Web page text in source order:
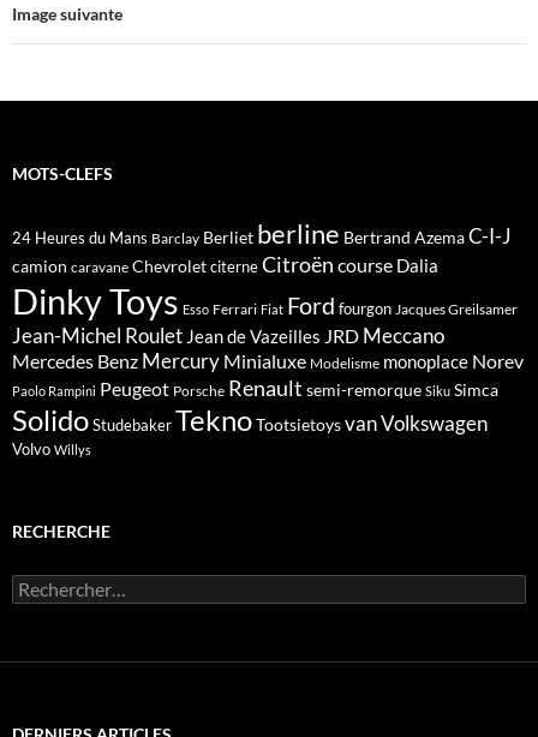
Image suivante
MOTS-CLEFS
24 Heures du Mans Barclay Berliet berline Bertrand AzemaC-I-J
camion caravane ChevroletciterneCitroën course Dalia
Dinky Toys Esso Ferrari Fiat Ford fourgon Jacques Greilsamer
Jean-Michel Roulet Jean de Vazeilles JRD Meccano
Mercedes Benz Mercury Minialuxe Modelisme monoplace Norev
Paolo Rampini Peugeot Porsche Renault semi-remorque Siku Simca
SolidoStudebakerTeknoTootsietoysvanVolkswagen
Volvo Willys
RECHERCHE
Rechercher :